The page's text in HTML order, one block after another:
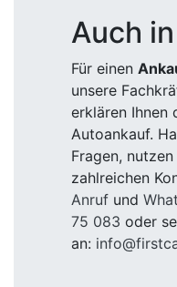
Auch
Für einen
unsere
erklären Ihnen
Autoankauf.
Fragen,
zahlreichen
Anruf und
75 083 oder
an: